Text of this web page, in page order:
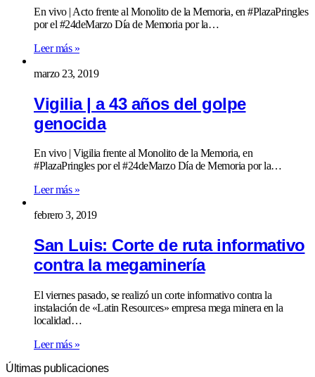
En vivo | Acto frente al Monolito de la Memoria, en #PlazaPringles
por el #24deMarzo Día de Memoria por la…
Leer más »
marzo 23, 2019
Vigilia | a 43 años del golpe
genocida
En vivo | Vigilia frente al Monolito de la Memoria, en
#PlazaPringles por el #24deMarzo Día de Memoria por la…
Leer más »
febrero 3, 2019
San Luis: Corte de ruta informativo
contra la megaminería
El viernes pasado, se realizó un corte informativo contra la
instalación de «Latin Resources» empresa mega minera en la
localidad…
Leer más »
Últimas publicaciones